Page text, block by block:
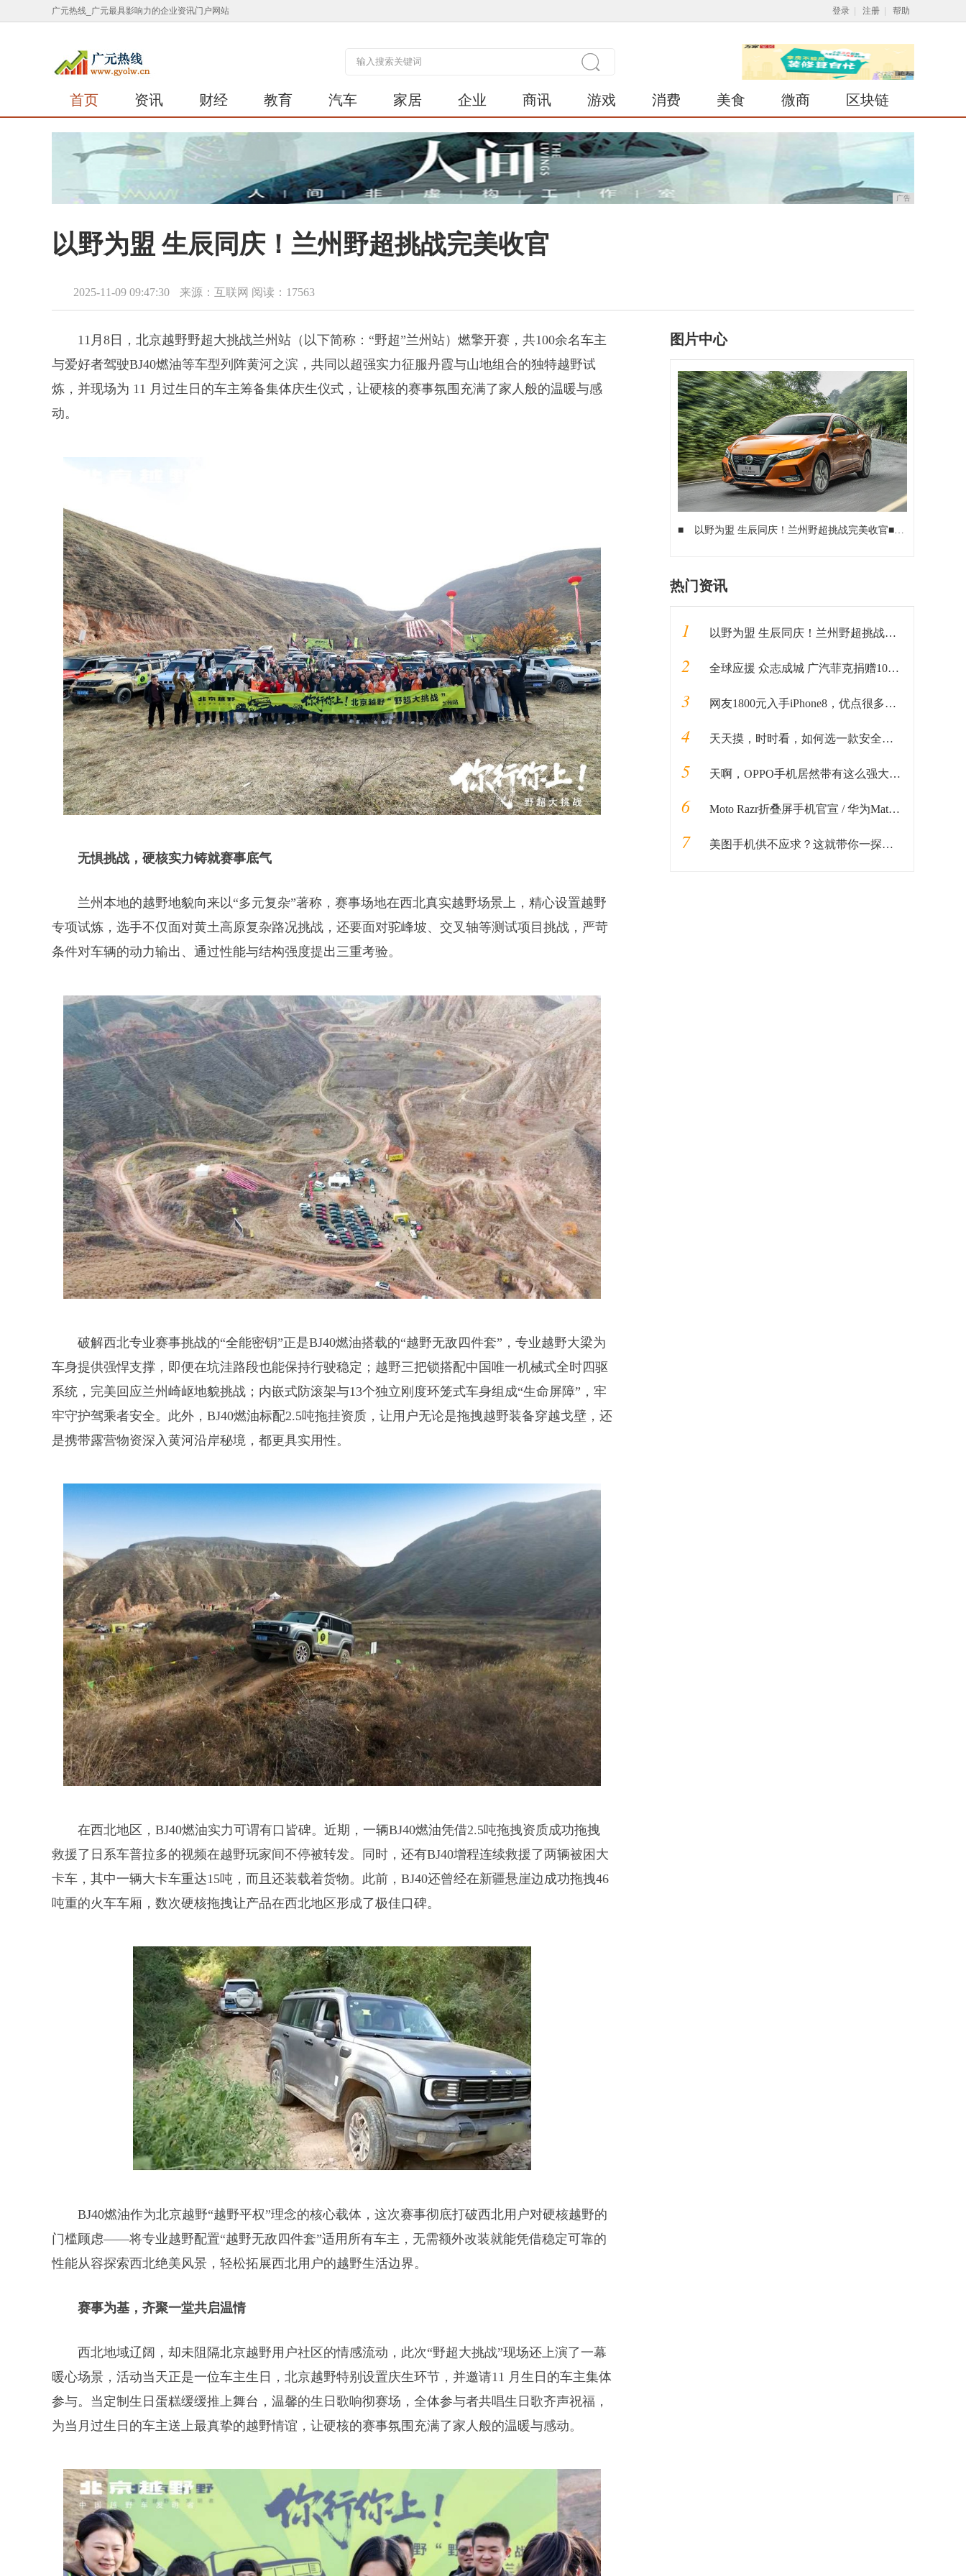
广元热线_广元最具影响力的企业资讯门户网站 登录 注册 帮助
首页 资讯 财经 教育 汽车 家居 企业 商讯 游戏 消费 美食 微商 区块链
广告
以野为盟 生辰同庆！兰州野超挑战完美收官
2025-11-09 09:47:30 来源：互联网 阅读：17563
11月8日，北京越野野超大挑战兰州站（以下简称：“野超”兰州站）燃擎开赛，共100余名车主
与爱好者驾驶BJ40燃油等车型列阵黄河之滨，共同以超强实力征服丹霞与山地组合的独特越野试
炼，并现场为 11 月过生日的车主筹备集体庆生仪式，让硬核的赛事氛围充满了家人般的温暖与感
动。
无惧挑战，硬核实力铸就赛事底气
兰州本地的越野地貌向来以“多元复杂”著称，赛事场地在西北真实越野场景上，精心设置越野
专项试炼，选手不仅面对黄土高原复杂路况挑战，还要面对驼峰坡、交叉轴等测试项目挑战，严苛
条件对车辆的动力输出、通过性能与结构强度提出三重考验。
破解西北专业赛事挑战的“全能密钥”正是BJ40燃油搭载的“越野无敌四件套”，专业越野大梁为
车身提供强悍支撑，即便在坑洼路段也能保持行驶稳定；越野三把锁搭配中国唯一机械式全时四驱
系统，完美回应兰州崎岖地貌挑战；内嵌式防滚架与13个独立刚度环笼式车身组成“生命屏障”，牢
牢守护驾乘者安全。此外，BJ40燃油标配2.5吨拖挂资质，让用户无论是拖拽越野装备穿越戈壁，还
是携带露营物资深入黄河沿岸秘境，都更具实用性。
在西北地区，BJ40燃油实力可谓有口皆碑。近期，一辆BJ40燃油凭借2.5吨拖拽资质成功拖拽
救援了日系车普拉多的视频在越野玩家间不停被转发。同时，还有BJ40增程连续救援了两辆被困大
卡车，其中一辆大卡车重达15吨，而且还装载着货物。此前，BJ40还曾经在新疆悬崖边成功拖拽46
吨重的火车车厢，数次硬核拖拽让产品在西北地区形成了极佳口碑。
BJ40燃油作为北京越野“越野平权”理念的核心载体，这次赛事彻底打破西北用户对硬核越野的
门槛顾虑——将专业越野配置“越野无敌四件套”适用所有车主，无需额外改装就能凭借稳定可靠的
性能从容探索西北绝美风景，轻松拓展西北用户的越野生活边界。
赛事为基，齐聚一堂共启温情
西北地域辽阔，却未阻隔北京越野用户社区的情感流动，此次“野超大挑战”现场还上演了一幕
暖心场景，活动当天正是一位车主生日，北京越野特别设置庆生环节，并邀请11 月生日的车主集体
参与。当定制生日蛋糕缓缓推上舞台，温馨的生日歌响彻赛场，全体参与者共唱生日歌齐声祝福，
为当月过生日的车主送上最真挚的越野情谊，让硬核的赛事氛围充满了家人般的温暖与感动。
图片中心
■ 以野为盟 生辰同庆！兰州野超挑战完美收官■
热门资讯
1 以野为盟 生辰同庆！兰州野超挑战完美收官
2 全球应援 众志成城 广汽菲克捐赠100万元物资助力抗“疫”
3 网友1800元入手iPhone8，优点很多，缺点也很明显
4 天天摸，时时看，如何选一款安全又耐用的手机保护套？
5 天啊，OPPO手机居然带有这么强大的录音转换功能！你不会不知道吧
6 Moto Razr折叠屏手机官宣 / 华为Mate X明天开售 | 科技新鲜事
7 美图手机供不应求？这就带你一探究竟，看透美图手机只需2分钟